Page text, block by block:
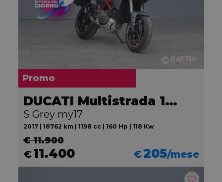
Promo
DUCATI Multistrada 1200
S Grey my17
2017 | 18762 km | 1198 cc | 160 Hp | 118 Kw
€ 11.900
€11.400 €205/mese